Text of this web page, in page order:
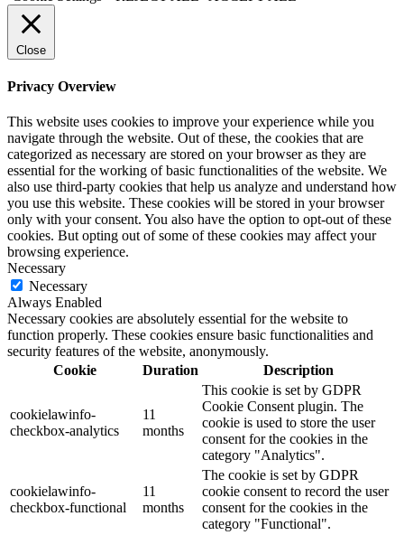
Close
Privacy Overview
This website uses cookies to improve your experience while you
navigate through the website. Out of these, the cookies that are
categorized as necessary are stored on your browser as they are
essential for the working of basic functionalities of the website. We
also use third-party cookies that help us analyze and understand how
you use this website. These cookies will be stored in your browser
only with your consent. You also have the option to opt-out of these
cookies. But opting out of some of these cookies may affect your
browsing experience.
Necessary
Necessary
Always Enabled
Necessary cookies are absolutely essential for the website to
function properly. These cookies ensure basic functionalities and
security features of the website, anonymously.
Cookie
Duration Description
cookielawinfo-
checkbox-analytics
11
months
This cookie is set by GDPR
Cookie Consent plugin. The
cookie is used to store the user
consent for the cookies in the
category "Analytics".
cookielawinfo-
checkbox-functional
11
months
The cookie is set by GDPR
cookie consent to record the user
consent for the cookies in the
category "Functional".